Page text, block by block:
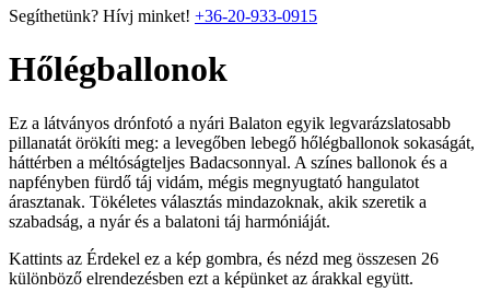
Segíthetünk? Hívj minket! +36-20-933-0915
Hőlégballonok
Ez a látványos drónfotó a nyári Balaton egyik legvarázslatosabb
pillanatát örökíti meg: a levegőben lebegő hőlégballonok sokaságát,
háttérben a méltóságteljes Badacsonnyal. A színes ballonok és a
napfényben fürdő táj vidám, mégis megnyugtató hangulatot
árasztanak. Tökéletes választás mindazoknak, akik szeretik a
szabadság, a nyár és a balatoni táj harmóniáját.
Kattints az Érdekel ez a kép gombra, és nézd meg összesen 26
különböző elrendezésben ezt a képünket az árakkal együtt.